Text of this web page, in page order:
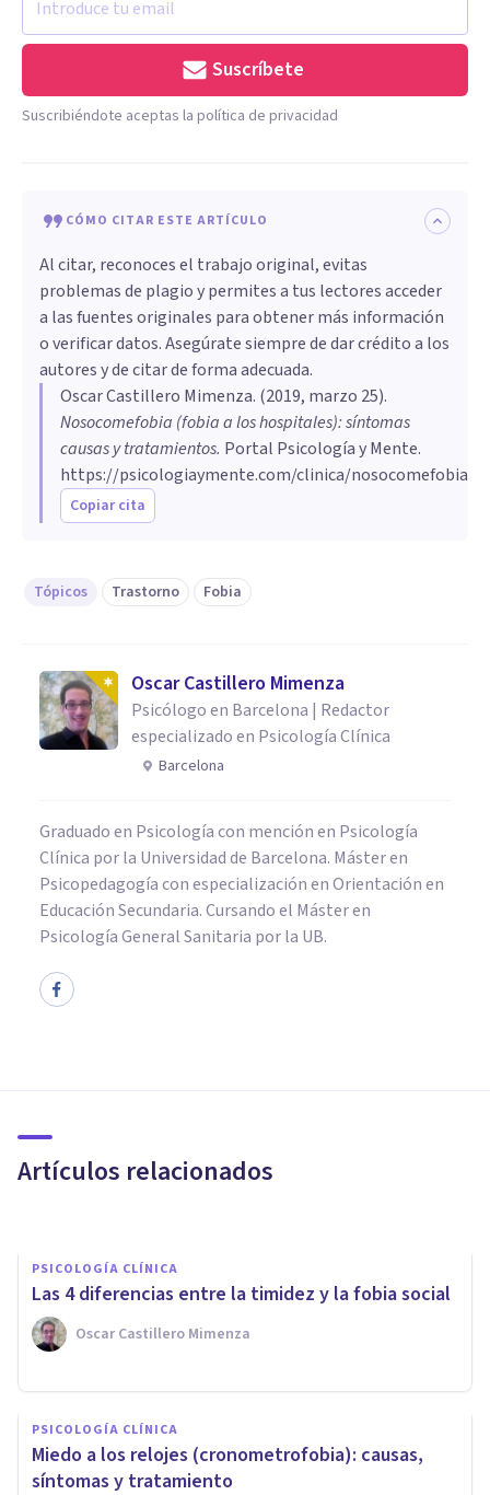
Suscríbete
Suscribiéndote aceptas la política de privacidad
CÓMO CITAR ESTE ARTÍCULO
Al citar, reconoces el trabajo original, evitas
problemas de plagio y permites a tus lectores acceder
a las fuentes originales para obtener más información
o verificar datos. Asegúrate siempre de dar crédito a los
autores y de citar de forma adecuada.
Oscar Castillero Mimenza. (2019, marzo 25).
Nosocomefobia (fobia a los hospitales): síntomas
causas y tratamientos. Portal Psicología y Mente.
https://psicologiaymente.com/clinica/nosocomefobia
Copiar cita
Tópicos Trastorno Fobia
Oscar Castillero Mimenza
Psicólogo en Barcelona | Redactor
especializado en Psicología Clínica
Barcelona
Graduado en Psicología con mención en Psicología
Clínica por la Universidad de Barcelona. Máster en
Psicopedagogía con especialización en Orientación en
Educación Secundaria. Cursando el Máster en
Psicología General Sanitaria por la UB.
Artículos relacionados
apoyo
PSICOLOGÍA CLÍNICA
Las 4 diferencias entre la timidez y la fobia social
Oscar Castillero Mimenza
PSICOLOGÍA CLÍNICA
Miedo a los relojes (cronometrofobia): causas,
síntomas y tratamiento
Fobia social: síntomas, causas
y tratamiento